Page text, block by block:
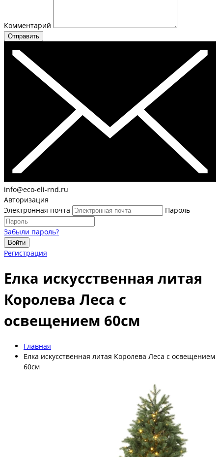
Комментарий
Отправить
info@eco-eli-rnd.ru
Авторизация
Электронная почта
Пароль
Забыли пароль?
Войти
Регистрация
Елка искусственная литая
Королева Леса с
освещением 60см
Главная
Елка искусственная литая Королева Леса с освещением
60см